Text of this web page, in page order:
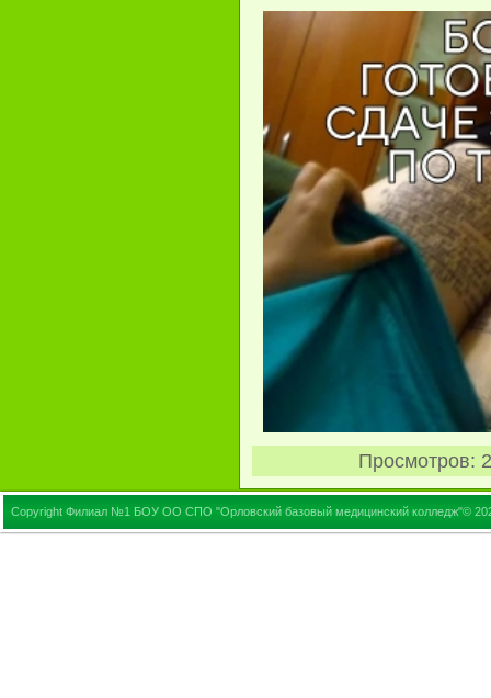
Просмотров:
Copyright Филиал №1 БОУ ОО СПО "Орловский базовый медицинский колледж"©